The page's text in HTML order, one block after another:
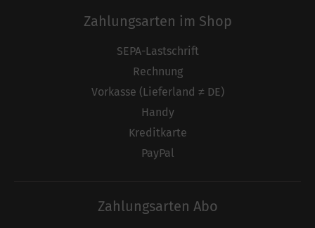
Zahlungsarten im Shop
SEPA-Lastschrift
Rechnung
Vorkasse (Lieferland ≠ DE)
Handy
Kreditkarte
PayPal
Zahlungsarten Abo